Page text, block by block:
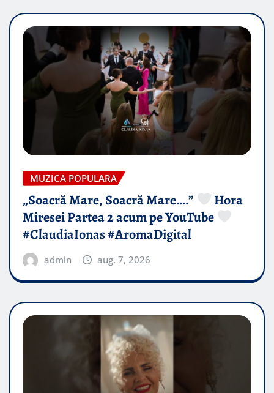
MUZICA POPULARA
„Soacră Mare, Soacră Mare….”
Hora
Miresei Partea 2 acum pe YouTube
#ClaudiaIonas #AromaDigital
admin aug. 7, 2026